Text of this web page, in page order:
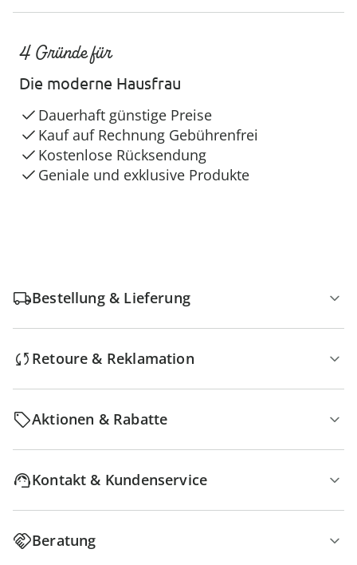
4 Gründe für
Die moderne Hausfrau
Dauerhaft günstige Preise
Kauf auf Rechnung Gebührenfrei
Kostenlose Rücksendung
Geniale und exklusive Produkte
Bestellung & Lieferung
Retoure & Reklamation
Aktionen & Rabatte
Kontakt & Kundenservice
Beratung